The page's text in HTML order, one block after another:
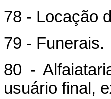
78 - Locação
79 - Funerais.
80 -
usuário final,